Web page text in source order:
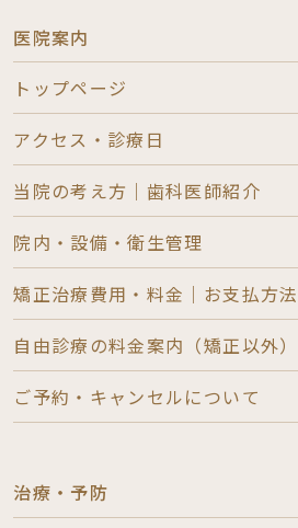
医院案内
トップページ
アクセス・診療日
当院の考え方｜歯科医師紹介
院内・設備・衛生管理
矯正治療費用・料金｜お支払方法
自由診療の料金案内（矯正以外）
ご予約・キャンセルについて
治療・予防